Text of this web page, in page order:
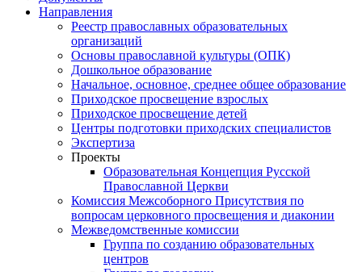
Направления
Реестр православных образовательных
организаций
Основы православной культуры (ОПК)
Дошкольное образование
Начальное, основное, среднее общее образование
Приходское просвещение взрослых
Приходское просвещение детей
Центры подготовки приходских специалистов
Экспертиза
Проекты
Образовательная Концепция Русской
Православной Церкви
Комиссия Межсоборного Присутствия по
вопросам церковного просвещения и диаконии
Межведомственные комиссии
Группа по созданию образовательных
центров